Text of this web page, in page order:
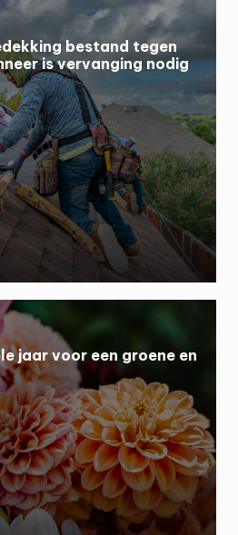
bestand tegen
is vervanging nodig
jaar voor een groene en